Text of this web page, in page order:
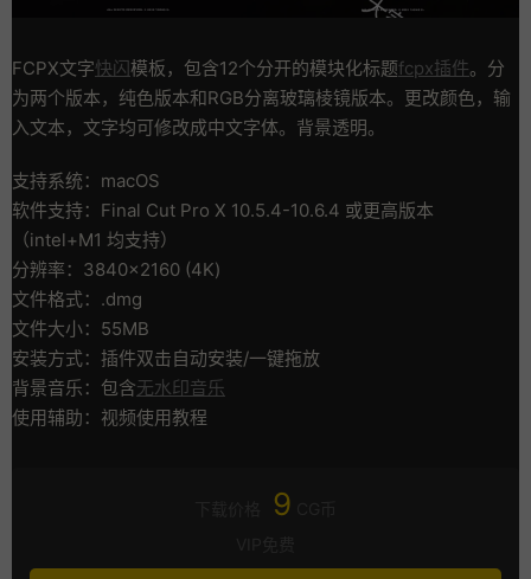
FCPX文字快闪模板，包含12个分开的模块化标题fcpx插件。分
为两个版本，纯色版本和RGB分离玻璃棱镜版本。更改颜色，输
入文本，文字均可修改成中文字体。背景透明。
支持系统：macOS
软件支持：Final Cut Pro X 10.5.4-10.6.4 或更高版本
（intel+M1 均支持）
分辨率：3840×2160 (4K)
文件格式：.dmg
文件大小：55MB
安装方式：插件双击自动安装/一键拖放
背景音乐：包含无水印音乐
使用辅助：视频使用教程
9